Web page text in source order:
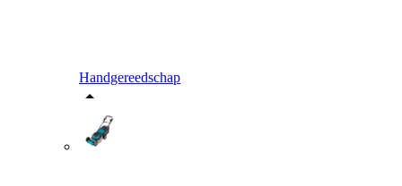
Handgereedschap